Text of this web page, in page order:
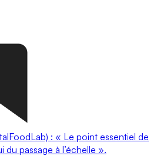
: « Le point essentiel de
du passage à l’échelle ».